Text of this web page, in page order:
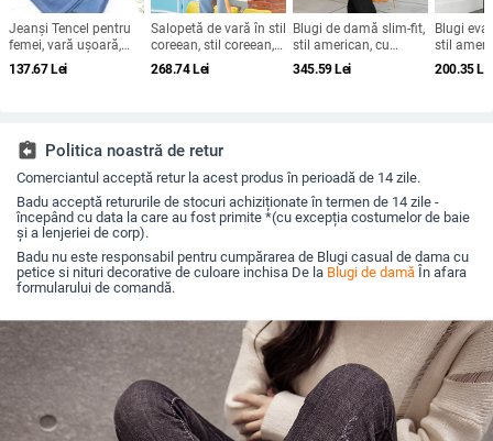
Jeanși Tencel pentru
femei, vară ușoară,
talie înaltă, croială
largă, croială drapată,
137.67Lei
Salopetă de vară în stil
coreean, stil coreean,
cu talie înaltă, cu
picior larg, pentru
268.74Lei
Blugi de damă slim-fit,
stil american, cu
cusături retro, stil
Amazon Crossborder
345.59Lei
Blugi
stil
pentru
înaltă,
200.35Lei
assignment_return Politica noastră de retur
Comerciantul acceptă retur la acest produs în perioadă de 14 zile.
Badu acceptă retururile de stocuri achiziționate în termen de 14 zile -
începând cu data la care au fost primite *(cu excepția costumelor de baie
și a lenjeriei de corp).
Badu nu este responsabil pentru cumpărarea de Blugi casual de dama cu
petice si nituri decorative de culoare inchisa De la Blugi de damă În afara
formularului de comandă.